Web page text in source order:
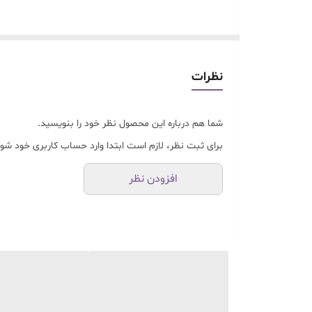
نظرات
شما هم درباره این محصول نظر خود را بنویسید.
برای ثبت نظر، لازم است ابتدا وارد حساب کاربری خود
افزودن نظر